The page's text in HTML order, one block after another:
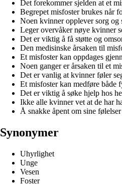
Det forekommer sjelden at et
Begrepet misfoster brukes når
Noen kvinner opplever sorg og
Leger overvåker nøye kvinner
Det er viktig å få støtte og
Den medisinske årsaken til
Et misfoster kan oppdages
Noen ganger er årsaken til et
Det er vanlig at kvinner føler
Et misfoster kan medføre både
Det er viktig å søke hjelp hos
Ikke alle kvinner vet at de har
Å snakke åpent om sine
Synonymer
Uhyrlighet
Unge
Vesen
Foster